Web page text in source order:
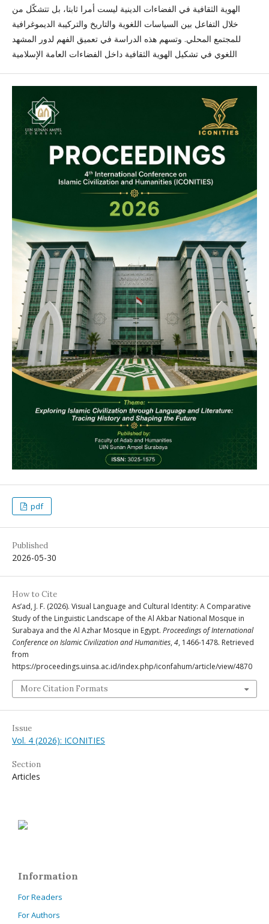
الهوية الثقافية في الفضاءات الدينية ليست أمرا ثابتا، بل تتشكّل من
خلال التفاعل بين السياسات اللغوية والتاريخ والتركيبة الديموغرافية
للمجتمع المحلي. وتسهم هذه الدراسة في تعميق الفهم لدور المشهد
اللغوي في تشكيل الهوية الثقافية داخل الفضاءات العامة الإسلامية
pdf
Published
2026-05-30
How to Cite
As’ad, J. F. (2026). Visual Language and Cultural Identity: A Comparative
Study of the Linguistic Landscape of the Al Akbar National Mosque in
Surabaya and the Al Azhar Mosque in Egypt. Proceedings of International
Conference on Islamic Civilization and Humanities, 4, 1466-1478. Retrieved
from
https://proceedings.uinsa.ac.id/index.php/iconfahum/article/view/4870
More Citation Formats
Issue
Vol. 4 (2026): ICONITIES
Section
Articles
Information
For Readers
For Authors